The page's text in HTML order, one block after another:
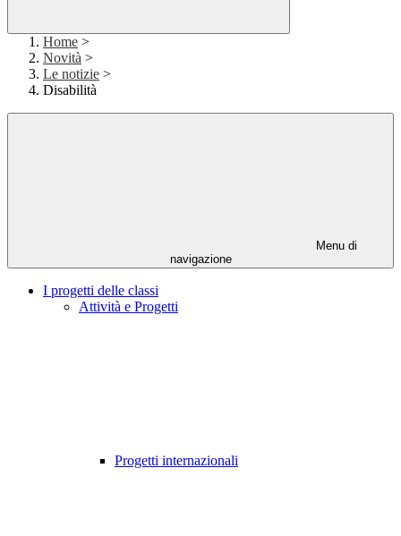
Home >
Novità >
Le notizie >
Disabilità
Menu di
navigazione
I progetti delle classi
Attività e Progetti
Progetti internazionali